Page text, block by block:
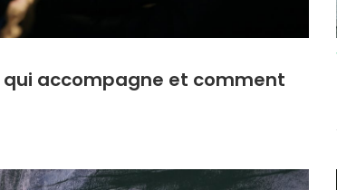
qui accompagne et comment